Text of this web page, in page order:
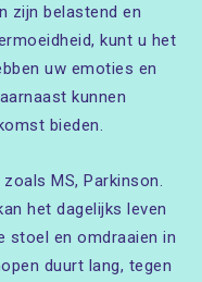
zijn belastend en
kunt u het
uw emoties en
kunnen
bieden.
zoals MS, Parkinson.
het dagelijks leven
stoel en omdraaien in
duurt lang, tegen